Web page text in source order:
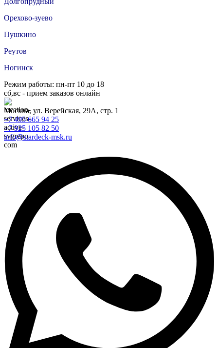
Орехово-зуево
Пушкино
Реутов
Ногинск
Режим работы: пн-пт 10 до 18
сб,вс - прием заказов онлайн
Москва, ул. Верейская, 29А, стр. 1
+7 495 665 94 25
+7 925 105 82 50
info@stardeck-msk.ru